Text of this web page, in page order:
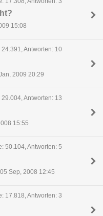
15:08
24.391, Antworten: 10
2009 20:29
29.004, Antworten: 13
15:55
50.104, Antworten: 5
Sep, 2008 12:45
17.818, Antworten: 3